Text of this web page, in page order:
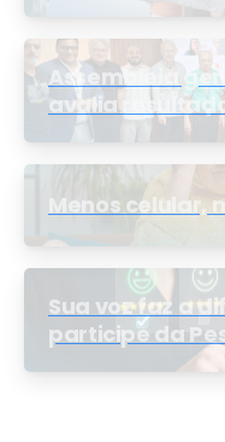
Assembleia
avalia
a eleição da
Menos celular,
Sua voz faz a
participe da
Satisfação 2026